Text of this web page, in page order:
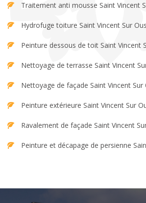
Traitement anti mousse Saint Vincent
Hydrofuge toiture Saint Vincent Sur
Peinture dessous de toit Saint Vincent
Nettoyage de terrasse Saint Vincent
Nettoyage de façade Saint Vincent Sur
Peinture extérieure Saint Vincent Sur
Ravalement de façade Saint Vincent
Peinture et décapage de persienne